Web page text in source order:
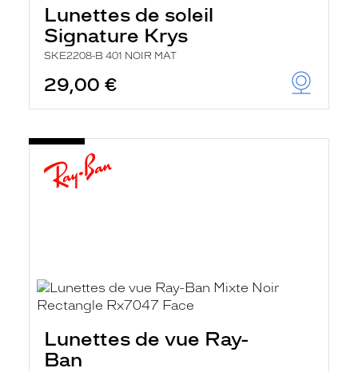
Lunettes de soleil
Signature Krys
SKE2208-B 401 NOIR MAT
29,00 €
Lunettes de vue Ray-
Ban